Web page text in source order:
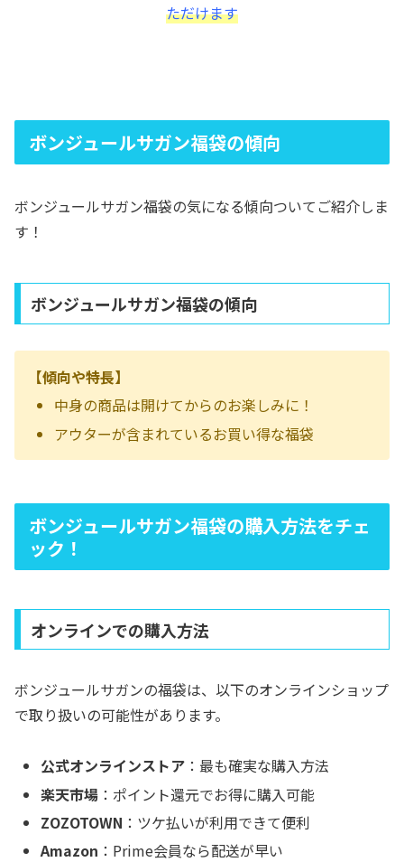
ただけます
ボンジュールサガン福袋の傾向
ボンジュールサガン福袋の気になる傾向ついてご紹介しま
す！
ボンジュールサガン福袋の傾向
【傾向や特長】
中身の商品は開けてからのお楽しみに！
アウターが含まれているお買い得な福袋
ボンジュールサガン福袋の購入方法をチェ
ック！
オンラインでの購入方法
ボンジュールサガンの福袋は、以下のオンラインショップ
で取り扱いの可能性があります。
公式オンラインストア ：最も確実な購入方法
楽天市場 ：ポイント還元でお得に購入可能
ZOZOTOWN ：ツケ払いが利用できて便利
Amazon ：Prime会員なら配送が早い